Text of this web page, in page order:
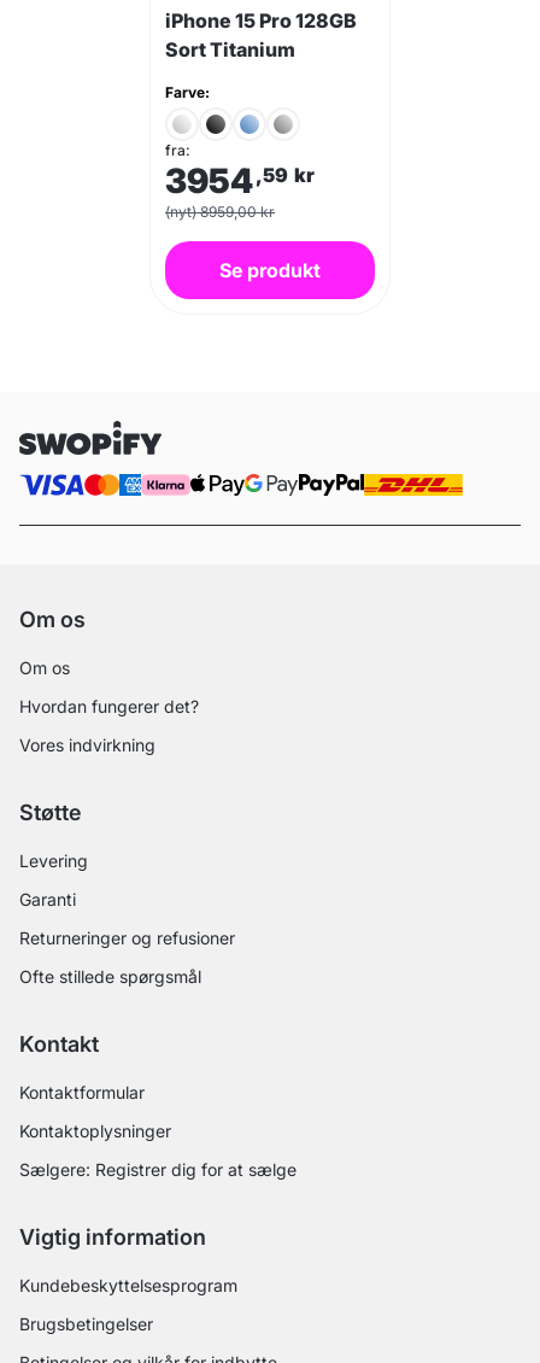
iPhone 15 Pro 128GB
Sort Titanium
Farve:
fra:
3954,59 kr
(nyt) 8959,00 kr
Se produkt
Om os
Om os
Hvordan fungerer det?
Vores indvirkning
Støtte
Levering
Garanti
Returneringer og refusioner
Ofte stillede spørgsmål
Kontakt
Kontaktformular
Kontaktoplysninger
Sælgere: Registrer dig for at sælge
Vigtig information
Kundebeskyttelsesprogram
Brugsbetingelser